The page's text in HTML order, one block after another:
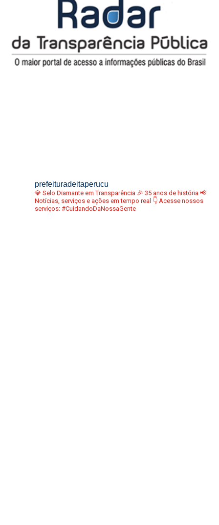
prefeituradeitaperucu
💎 Selo Diamante em Transparência 🎉 35 anos de história 📢
Notícias, serviços e ações em tempo real 👇 Acesse nossos
serviços: #CuidandoDaNossaGente